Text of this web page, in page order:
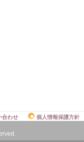
合わせ 個人情報保護方針